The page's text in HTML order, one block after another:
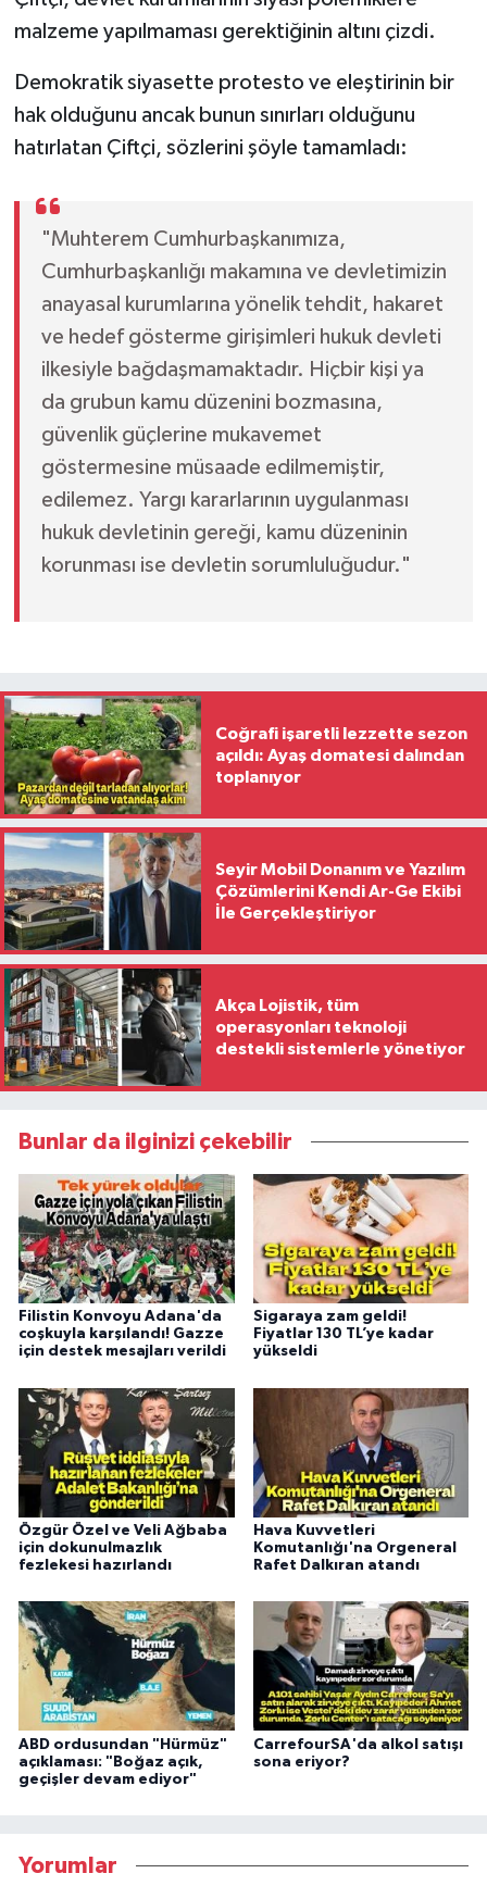
malzeme yapılmaması gerektiğinin altını çizdi.
Demokratik siyasette protesto ve eleştirinin bir
hak olduğunu ancak bunun sınırları olduğunu
hatırlatan Çiftçi, sözlerini şöyle tamamladı:
"Muhterem Cumhurbaşkanımıza,
Cumhurbaşkanlığı makamına ve devletimizin
anayasal kurumlarına yönelik tehdit, hakaret
ve hedef gösterme girişimleri hukuk devleti
ilkesiyle bağdaşmamaktadır. Hiçbir kişi ya
da grubun kamu düzenini bozmasına,
güvenlik güçlerine mukavemet
göstermesine müsaade edilmemiştir,
edilemez. Yargı kararlarının uygulanması
hukuk devletinin gereği, kamu düzeninin
korunması ise devletin sorumluluğudur."
Coğrafi işaretli lezzette sezon
açıldı: Ayaş domatesi dalından
toplanıyor
Seyir Mobil Donanım ve Yazılım
Çözümlerini Kendi Ar-Ge Ekibi
İle Gerçekleştiriyor
Akça Lojistik, tüm
operasyonları teknoloji
destekli sistemlerle yönetiyor
Bunlar da ilginizi çekebilir
Filistin Konvoyu Adana'da
coşkuyla karşılandı! Gazze
için destek mesajları verildi
Sigaraya zam geldi!
Fiyatlar 130 TL’ye kadar
yükseldi
Özgür Özel ve Veli Ağbaba
için dokunulmazlık
fezlekesi hazırlandı
Hava Kuvvetleri
Komutanlığı'na Orgeneral
Rafet Dalkıran atandı
ABD ordusundan "Hürmüz"
açıklaması: "Boğaz açık,
geçişler devam ediyor"
CarrefourSA'da alkol satışı
sona eriyor?
Yorumlar